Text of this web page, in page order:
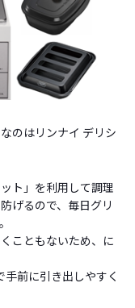
のはリンナイ デリシ
ト」を利用して調理
げるので、毎日グリ
こともないため、に
前に引き出しやすく